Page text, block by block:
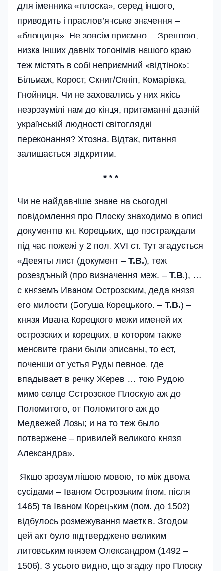
для іменника «плоска», серед іншого,
приводить і праслов’янське значення –
«блощиця». Не зовсім приємно… Зрештою,
низка інших давніх топонімів нашого краю
теж містять в собі неприємний «відтінок»:
Більмаж, Корост, Скнит/Скніп, Комарівка,
Гнойниця. Чи не заховались у них якісь
незрозумілі нам до кінця, притаманні давній
українській людності світоглядні
переконання? Хтозна. Відтак, питання
залишається відкритим.
* * *
Чи не найдавніше знане на сьогодні
повідомлення про Плоску знаходимо в описі
документів кн. Корецьких, що постраждали
під час пожежі у 2 пол. XVI ст. Тут згадується
«Девяты лист (документ – Т.В.), теж
розездъный (про визначення меж. – Т.В.), …
с княземъ Иваном Острозским, деда князя
его милости (Богуша Корецького. – Т.В.) –
князя Ивана Корецкого межи именей их
острозских и корецких, в котором также
меновите грани были описаны, то ест,
поченши от устья Руды певное, где
впадывает в речку Жерев … тою Рудою
мимо селце Острозское Плоскую аж до
Поломитого, от Поломитого аж до
Медвежей Лозы; и на то теж было
потвержене – привилей великого князя
Александра».
Якщо зрозумілішою мовою, то між двома
сусідами – Іваном Острозьким (пом. після
1465) та Іваном Корецьким (пом. до 1502)
відбулось розмежування маєтків. Згодом
цей акт було підтверджено великим
литовським князем Олександром (1492 –
1506). З усього видно, що згадку про Плоску